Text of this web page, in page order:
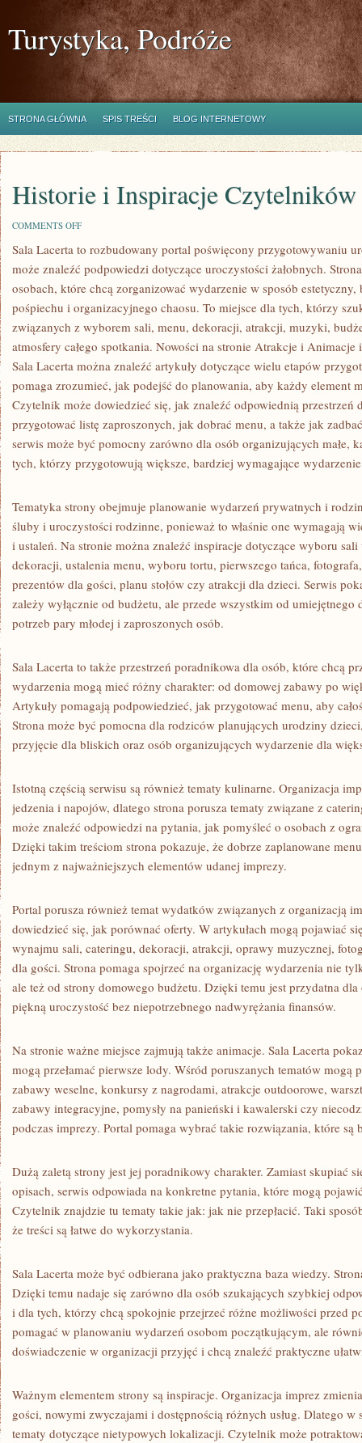
Turystyka, Podróże
STRONA GŁÓWNA SPIS TREŚCI BLOG INTERNETOWY
Historie i Inspiracje Czytelników
COMMENTS OFFON
I
CZYTELNIKÓW
Sala Lacerta to rozbudowany portal poświęcony przygotowywaniu
może znaleźć podpowiedzi dotyczące uroczystości żałobnych.
osobach, które chcą zorganizować wydarzenie w sposób
pośpiechu i organizacyjnego chaosu. To miejsce dla tych, którzy
związanych z wyborem sali, menu, dekoracji, atrakcji, muzyki,
atmosfery całego spotkania. Nowości na stronie Atrakcje i
Sala Lacerta można znaleźć artykuły dotyczące wielu etapów
pomaga zrozumieć, jak podejść do planowania, aby każdy element
Czytelnik może dowiedzieć się, jak znaleźć odpowiednią przestrzeń
przygotować listę zaproszonych, jak dobrać menu, a także jak
serwis może być pomocny zarówno dla osób organizujących małe,
tych, którzy przygotowują większe, bardziej wymagające
Tematyka strony obejmuje planowanie wydarzeń prywatnych i
śluby i uroczystości rodzinne, ponieważ to właśnie one wymagają
i ustaleń. Na stronie można znaleźć inspiracje dotyczące wyboru
dekoracji, ustalenia menu, wyboru tortu, pierwszego tańca,
prezentów dla gości, planu stołów czy atrakcji dla dzieci. Serwis
zależy wyłącznie od budżetu, ale przede wszystkim od umiejętnego
potrzeb pary młodej i zaproszonych osób.
Sala Lacerta to także przestrzeń poradnikowa dla osób, które chcą
wydarzenia mogą mieć różny charakter: od domowej zabawy po
Artykuły pomagają podpowiedzieć, jak przygotować menu, aby
Strona może być pomocna dla rodziców planujących urodziny
przyjęcie dla bliskich oraz osób organizujących wydarzenie dla
Istotną częścią serwisu są również tematy kulinarne. Organizacja
jedzenia i napojów, dlatego strona porusza tematy związane z
może znaleźć odpowiedzi na pytania, jak pomyśleć o osobach z
Dzięki takim treściom strona pokazuje, że dobrze zaplanowane
jednym z najważniejszych elementów udanej imprezy.
Portal porusza również temat wydatków związanych z organizacją
dowiedzieć się, jak porównać oferty. W artykułach mogą pojawiać
wynajmu sali, cateringu, dekoracji, atrakcji, oprawy muzycznej,
dla gości. Strona pomaga spojrzeć na organizację wydarzenia nie
ale też od strony domowego budżetu. Dzięki temu jest przydatna
piękną uroczystość bez niepotrzebnego nadwyrężania finansów.
Na stronie ważne miejsce zajmują także animacje. Sala Lacerta
mogą przełamać pierwsze lody. Wśród poruszanych tematów mogą
zabawy weselne, konkursy z nagrodami, atrakcje outdoorowe,
zabawy integracyjne, pomysły na panieński i kawalerski czy
podczas imprezy. Portal pomaga wybrać takie rozwiązania, które są
Dużą zaletą strony jest jej poradnikowy charakter. Zamiast skupiać
opisach, serwis odpowiada na konkretne pytania, które mogą
Czytelnik znajdzie tu tematy takie jak: jak nie przepłacić. Taki
że treści są łatwe do wykorzystania.
Sala Lacerta może być odbierana jako praktyczna baza wiedzy.
Dzięki temu nadaje się zarówno dla osób szukających szybkiej
i dla tych, którzy chcą spokojnie przejrzeć różne możliwości przed
pomagać w planowaniu wydarzeń osobom początkującym, ale
doświadczenie w organizacji przyjęć i chcą znaleźć praktyczne
Ważnym elementem strony są inspiracje. Organizacja imprez
gości, nowymi zwyczajami i dostępnością różnych usług. Dlatego w
tematy dotyczące nietypowych lokalizacji. Czytelnik może